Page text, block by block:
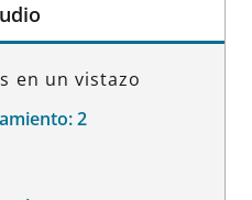
en un vistazo
2